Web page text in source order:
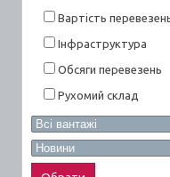
Вартiсть
Інфраструктура
Обсяги перевезень
Рухомий склад